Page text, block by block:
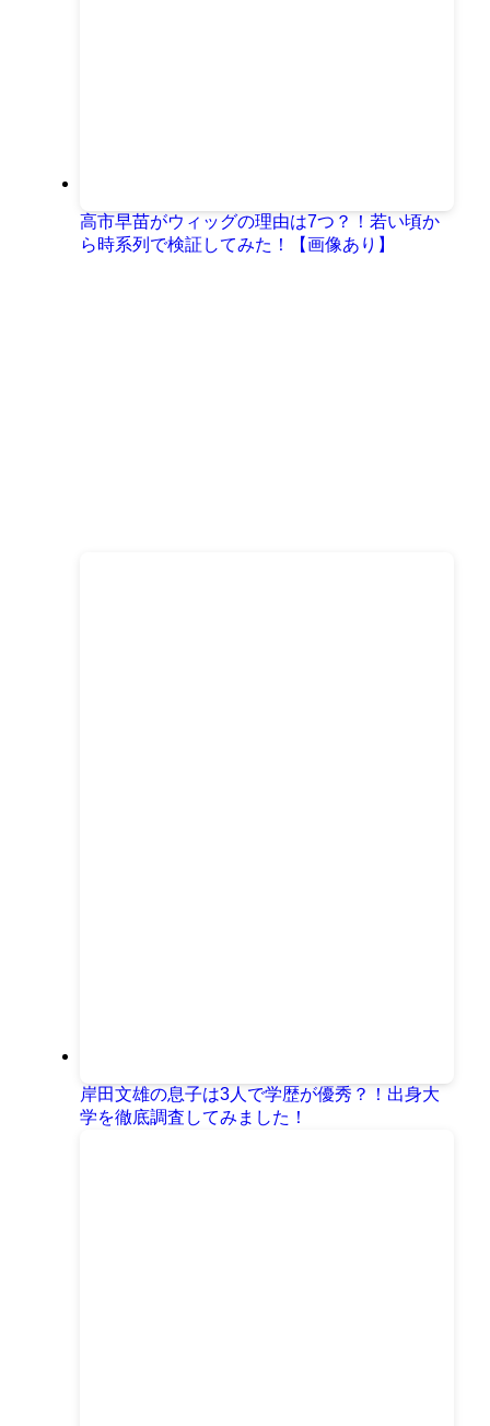
高市早苗がウィッグの理由は7つ？！若い頃か
ら時系列で検証してみた！【画像あり】
岸田文雄の息子は3人で学歴が優秀？！出身大
学を徹底調査してみました！